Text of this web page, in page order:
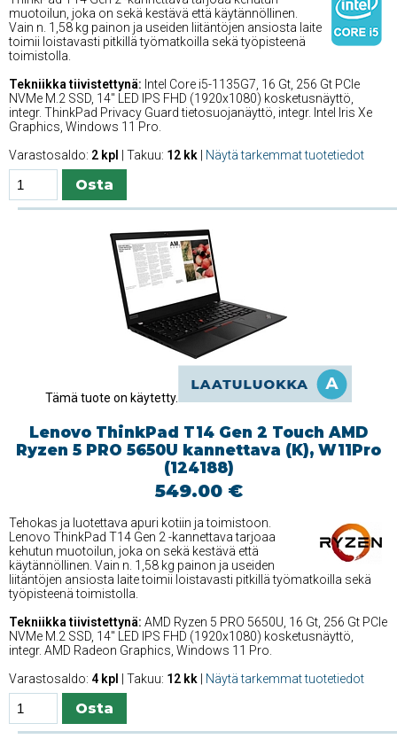
muotoilun, joka on sekä kestävä että käytännöllinen.
Vain n. 1,58 kg painon ja useiden liitäntöjen ansiosta laite
toimii loistavasti pitkillä työmatkoilla sekä työpisteenä
toimistolla.
Tekniikka tiivistettynä: Intel Core i5-1135G7, 16 Gt, 256 Gt PCIe
NVMe M.2 SSD, 14'' LED IPS FHD (1920x1080) kosketusnäyttö,
integr. ThinkPad Privacy Guard tietosuojanäyttö, integr. Intel Iris Xe
Graphics, Windows 11 Pro.
Varastosaldo: 2 kpl | Takuu: 12 kk Näytä tarkemmat tuotetiedot
Tämä tuote on käytetty.
Lenovo ThinkPad T14 Gen 2 Touch AMD
Ryzen 5 PRO 5650U kannettava (K), W11Pro
(124188)
549.00 €
Tehokas ja luotettava apuri kotiin ja toimistoon.
Lenovo ThinkPad T14 Gen 2 -kannettava tarjoaa
kehutun muotoilun, joka on sekä kestävä että
käytännöllinen. Vain n. 1,58 kg painon ja useiden
liitäntöjen ansiosta laite toimii loistavasti pitkillä työmatkoilla sekä
työpisteenä toimistolla.
Tekniikka tiivistettynä: AMD Ryzen 5 PRO 5650U, 16 Gt, 256 Gt PCIe
NVMe M.2 SSD, 14'' LED IPS FHD (1920x1080) kosketusnäyttö,
integr. AMD Radeon Graphics, Windows 11 Pro.
Varastosaldo: 4 kpl | Takuu: 12 kk Näytä tarkemmat tuotetiedot